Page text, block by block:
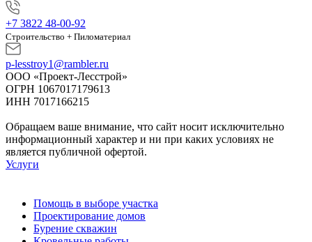
+7 3822 48-00-92
Строительство + Пиломатериал
p-lesstroy1@rambler.ru
ООО «Проект-Лесстрой»
ОГРН 1067017179613
ИНН 7017166215
Обращаем ваше внимание, что сайт носит исключительно
информационный характер и ни при каких условиях не
является публичной офертой.
Услуги
Помощь в выборе участка
Проектирование домов
Бурение скважин